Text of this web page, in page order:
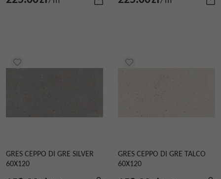
GRES CEPPO DI GRE SILVER
60X120
GRES CEPPO DI GRE TALCO
60X120